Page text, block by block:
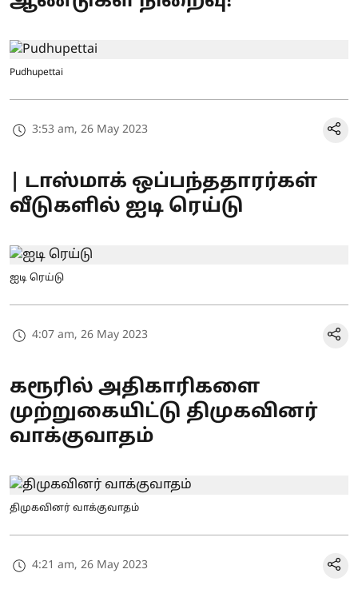
Pudhupettai
3:53 am, 26 May 2023
| டாஸ்மாக் ஒப்பந்ததாரர்கள்
வீடுகளில் ஐடி ரெய்டு
ஐடி ரெய்டு
4:07 am, 26 May 2023
கரூரில் அதிகாரிகளை
முற்றுகையிட்டு திமுகவினர்
வாக்குவாதம்
திமுகவினர் வாக்குவாதம்
4:21 am, 26 May 2023